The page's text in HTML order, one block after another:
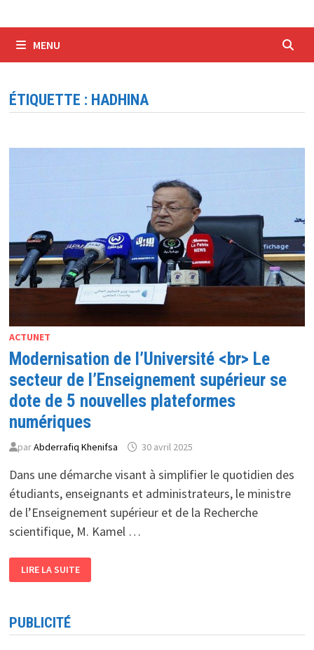
MENU
ÉTIQUETTE : HADHINA
ACTUNET
Modernisation de l’Université <br> Le
secteur de l’Enseignement supérieur se
dote de 5 nouvelles plateformes
numériques
parAbderrafiq Khenifsa 30 avril 2025
Dans une démarche visant à simplifier le quotidien des
étudiants, enseignants et administrateurs, le ministre
de l’Enseignement supérieur et de la Recherche
scientifique, M. Kamel …
MODERNISATION
DE
L’UNIVERSITÉ
DE
L’ENSEIGNEMENT
LIRE LA SUITE
PUBLICITÉ